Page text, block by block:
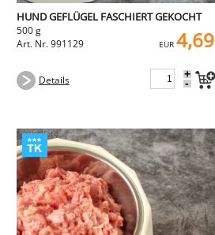
HUND GEFLÜGEL FASCHIERT GEKOCHT
500 g
Art. Nr. 991129
EUR 4,69
Details +
-